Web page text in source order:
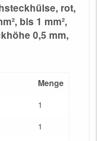
rot,
bis 1 mm²,
0,5 mm,
Menge
1
1